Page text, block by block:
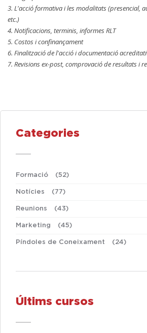
3. L'acció formativa i les modalitats (presencial,
etc.)
4. Notificacions, terminis, informes RLT
5. Costos i confinançament
6. Finalització de l'acció i documentació
7. Revisions ex-post, comprovació de resultats i
Categories
Formació (52)
Notícies (77)
Reunions (43)
Marketing (45)
Píndoles de Coneixament (24)
Últims cursos